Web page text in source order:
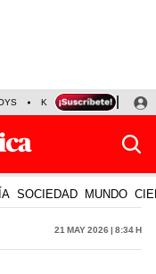
KENJI FUJIMORI
SOCIEDAD MUNDO
21 May 2026 | 8:34 h